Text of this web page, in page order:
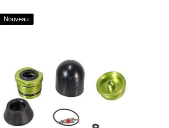
Nouveau